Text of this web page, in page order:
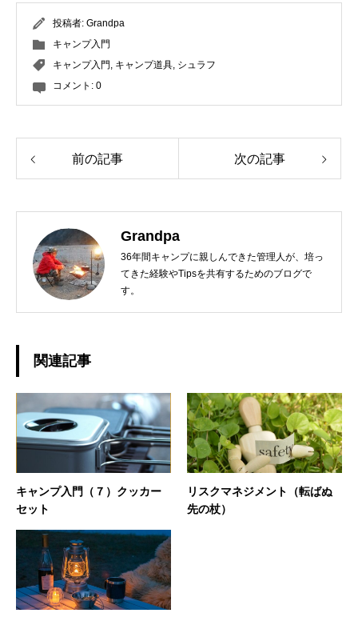
投稿者: Grandpa
キャンプ入門
キャンプ入門 , キャンプ道具, シュラフ
コメント: 0
前の記事 次の記事
Grandpa
36年間キャンプに親しんできた管理人が、培っ
てきた経験やTipsを共有するためのブログで
す。
関連記事
キャンプ入門（７）クッカー
セット
リスクマネジメント（転ばぬ
先の杖）